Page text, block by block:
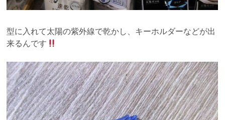
型に入れて太陽の紫外線で乾かし、キーホルダーなどが出
来るんです